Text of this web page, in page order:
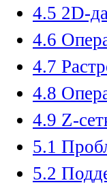
4.5 2D-
4.6
4.7
4.8
4.9 Z-
5.1
5.2